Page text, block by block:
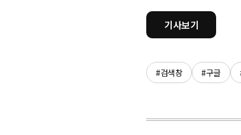
기사보기
#검색창 #구글